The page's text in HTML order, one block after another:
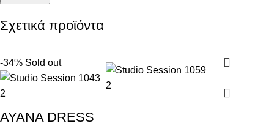
Σχετικά προϊόντα
-34% Sold out
AYANA DRESS